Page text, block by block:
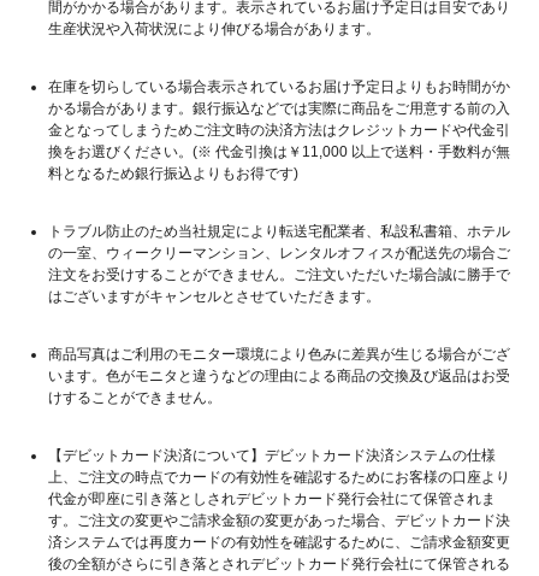
間がかかる場合があります。表示されているお届け予定日は目安であり
生産状況や入荷状況により伸びる場合があります。
在庫を切らしている場合表示されているお届け予定日よりもお時間がか
かる場合があります。銀行振込などでは実際に商品をご用意する前の入
金となってしまうためご注文時の決済方法はクレジットカードや代金引
換をお選びください。(※ 代金引換は￥11,000 以上で送料・手数料が無
料となるため銀行振込よりもお得です)
トラブル防止のため当社規定により転送宅配業者、私設私書箱、ホテル
の一室、ウィークリーマンション、レンタルオフィスが配送先の場合ご
注文をお受けすることができません。ご注文いただいた場合誠に勝手で
はございますがキャンセルとさせていただきます。
商品写真はご利用のモニター環境により色みに差異が生じる場合がござ
います。色がモニタと違うなどの理由による商品の交換及び返品はお受
けすることができません。
【デビットカード決済について】デビットカード決済システムの仕様
上、ご注文の時点でカードの有効性を確認するためにお客様の口座より
代金が即座に引き落としされデビットカード発行会社にて保管されま
す。ご注文の変更やご請求金額の変更があった場合、デビットカード決
済システムでは再度カードの有効性を確認するために、ご請求金額変更
後の全額がさらに引き落とされデビットカード発行会社にて保管される